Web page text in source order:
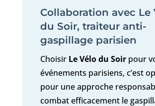
Collaboration avec Le
du Soir, traiteur anti-
gaspillage parisien
Choisir Le Vélo du Soirpour
événements parisiens, c’est
pour une approche
combat efficacement le